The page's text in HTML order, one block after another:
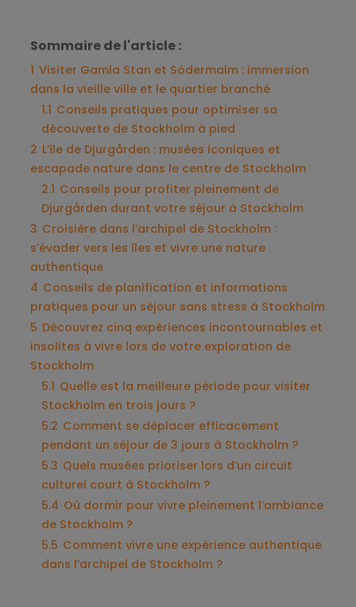
Sommaire de l'article :
1 Visiter Gamla Stan et Södermalm : immersion
dans la vieille ville et le quartier branché
1.1 Conseils pratiques pour optimiser sa
découverte de Stockholm à pied
2 L’île de Djurgården : musées iconiques et
escapade nature dans le centre de Stockholm
2.1 Conseils pour profiter pleinement de
Djurgården durant votre séjour à Stockholm
3 Croisière dans l’archipel de Stockholm :
s’évader vers les îles et vivre une nature
authentique
4 Conseils de planification et informations
pratiques pour un séjour sans stress à Stockholm
5 Découvrez cinq expériences incontournables et
insolites à vivre lors de votre exploration de
Stockholm
5.1 Quelle est la meilleure période pour visiter
Stockholm en trois jours ?
5.2 Comment se déplacer efficacement
pendant un séjour de 3 jours à Stockholm ?
5.3 Quels musées prioriser lors d’un circuit
culturel court à Stockholm ?
5.4 Où dormir pour vivre pleinement l’ambiance
de Stockholm ?
5.5 Comment vivre une expérience authentique
dans l’archipel de Stockholm ?